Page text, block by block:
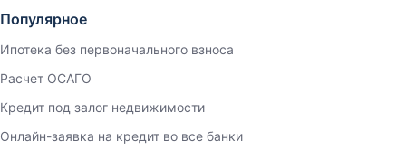
Популярное
Ипотека без первоначального взноса
Расчет ОСАГО
Кредит под залог недвижимости
Онлайн-заявка на кредит во все банки